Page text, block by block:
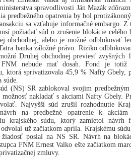
spravodlivosti Ján Mazák
predbežného opatrenia by bol
sa vzťahuje informačné embargo.
požiadať súd o zrušenie blokácie
obchodnej, alebo je možné odblokovať
banka záložné právo. Riziko
Druhej obchodnej previesť zvyšných
nebude mať dosah. Fond je totiž
ktorá sprivatizovala 45,9 % Nafty
súde.
(NS) SR zablokoval svojim
možnosť nakladať s akciami Nafty Gbely.
Najvyšší súd zrušil rozhodnutie
na predbežné opatrenie k
krajského súdu, ktorý zamietol návrh
odvolal už začiatkom apríla. Krajskému
žiadosť poslal na NS SR. Návrh na
FNM Ernest Valko ešte začiatkom
zmluvy.